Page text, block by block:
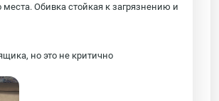
Обивка стойкая к загрязнению и
но это не критично